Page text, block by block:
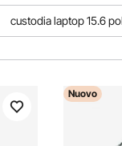
custodia laptop 15.6
Nuovo